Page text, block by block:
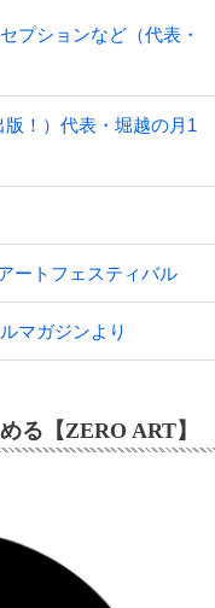
プションなど（代表・
！）代表・堀越の月1
ートフェスティバル
マガジンより
る【ZERO ART】